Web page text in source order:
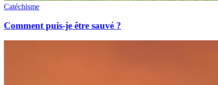
Catéchisme
Comment puis-je être sauvé ?